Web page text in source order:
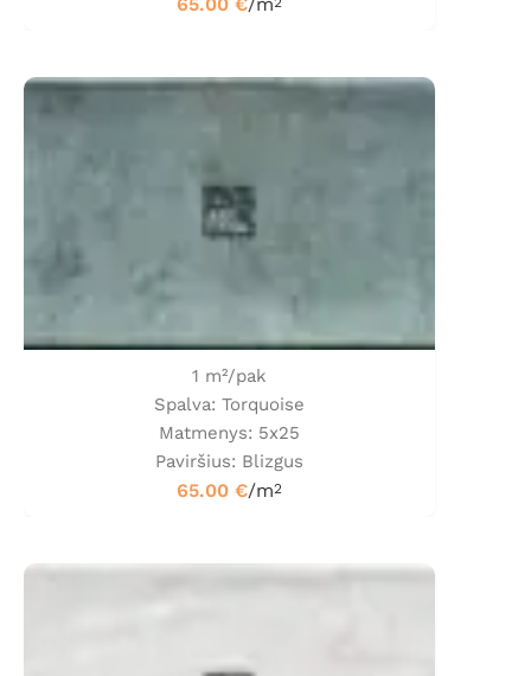
1 m²/pak
Spalva: Torquoise
Matmenys: 5x25
Paviršius: Blizgus
65.00 €/m2